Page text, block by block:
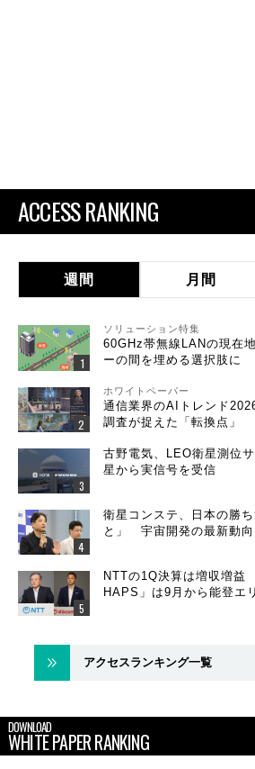
ACCESS RANKING
週間 月間
ソリューション特集
60GHz帯無線LANの現在
ーの間を埋める選択肢に
ホワイトペーパー
通信業界のAIトレンド
調査が捉えた「転換点」
古野電気、LEO衛星測位
星から実信号を受信
衛星コンステ、日本の勝
と」 宇宙開発の最新動向
NTTの1Q決算は増収増益
HAPS」は9月から能登エ
アクセスランキング一覧
DOWNLOAD
WHITE PAPER RANKING